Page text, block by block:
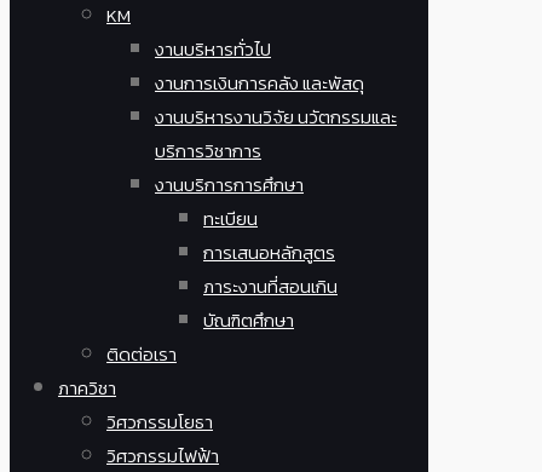
KM
งานบริหารทั่วไป
งานการเงินการคลัง และพัสดุ
งานบริหารงานวิจัย นวัตกรรมและ
บริการวิชาการ
งานบริการการศึกษา
ทะเบียน
การเสนอหลักสูตร
ภาระงานที่สอนเกิน
บัณฑิตศึกษา
ติดต่อเรา
ภาควิชา
วิศวกรรมโยธา
วิศวกรรมไฟฟ้า